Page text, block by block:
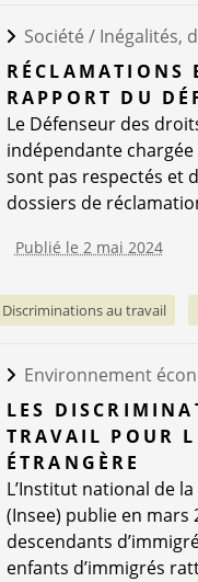
Société / Inégalités,
RÉCLAMATIONS
RAPPORT DU
Le Défenseur des
indépendante
sont pas respectés et
dossiers de
Publié le 2 mai 2024
Discriminations au travail
Environnement
LES
TRAVAIL POUR
ÉTRANGÈRE
L’Institut national de
(Insee) publie en
descendants
enfants d’immigrés